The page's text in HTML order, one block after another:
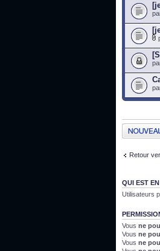
Publier un
sujet
Retour
QUI EST
Utilisateurs
Vous ne
Vous ne
Vous ne